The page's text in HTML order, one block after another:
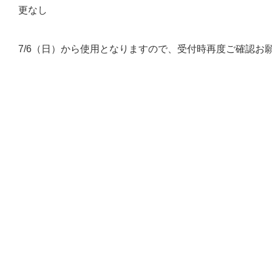
更なし
7/6（日）から使用となりますので、受付時再度ご確認お